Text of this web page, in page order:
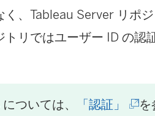
、Tableau Server リポ
リではユーザー ID の認
ついては、 「認証」
(
を